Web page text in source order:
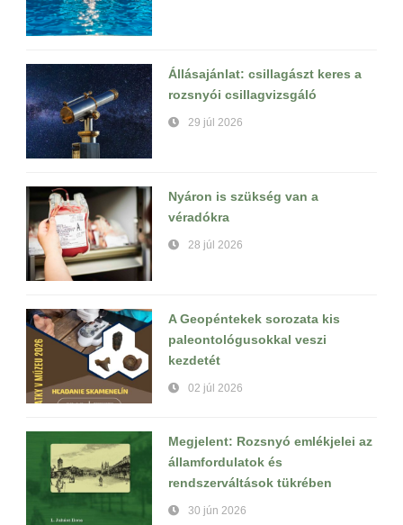
Állásajánlat: csillagászt keres a
rozsnyói csillagvizsgáló
29 júl 2026
Nyáron is szükség van a
véradókra
28 júl 2026
A Geopéntekek sorozata kis
paleontológusokkal veszi
kezdetét
02 júl 2026
Megjelent: Rozsnyó emlékjelei az
államfordulatok és
rendszerváltások tükrében
30 jún 2026